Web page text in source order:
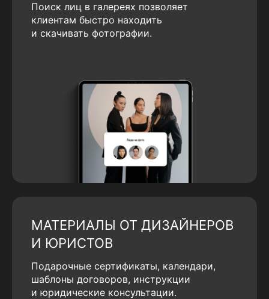
Поиск лиц в галереях позволяет
клиентам быстро находить
и скачивать фотографии.
МАТЕРИАЛЫ ОТ ДИЗАЙНЕРОВ
И ЮРИСТОВ
Подарочные сертификаты, календари,
шаблоны договоров, инструкции
и юридические консультации.